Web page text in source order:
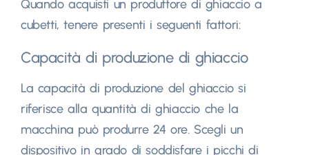
Quando acquisti un produttore di ghiaccio a
cubetti, tenere presenti i seguenti fattori:
Capacità di produzione di ghiaccio
La capacità di produzione del ghiaccio si
riferisce alla quantità di ghiaccio che la
macchina può produrre 24 ore. Scegli un
dispositivo in grado di soddisfare i picchi di